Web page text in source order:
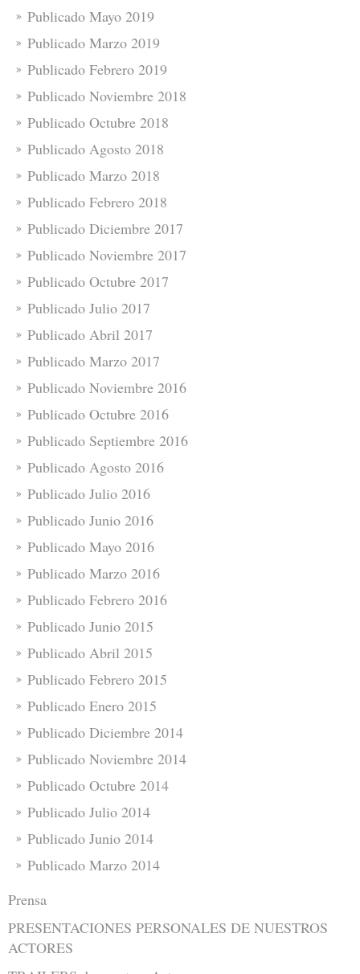
Publicado Mayo 2019
Publicado Marzo 2019
Publicado Febrero 2019
Publicado Noviembre 2018
Publicado Octubre 2018
Publicado Agosto 2018
Publicado Marzo 2018
Publicado Febrero 2018
Publicado Diciembre 2017
Publicado Noviembre 2017
Publicado Octubre 2017
Publicado Julio 2017
Publicado Abril 2017
Publicado Marzo 2017
Publicado Noviembre 2016
Publicado Octubre 2016
Publicado Septiembre 2016
Publicado Agosto 2016
Publicado Julio 2016
Publicado Junio 2016
Publicado Mayo 2016
Publicado Marzo 2016
Publicado Febrero 2016
Publicado Junio 2015
Publicado Abril 2015
Publicado Febrero 2015
Publicado Enero 2015
Publicado Diciembre 2014
Publicado Noviembre 2014
Publicado Octubre 2014
Publicado Julio 2014
Publicado Junio 2014
Publicado Marzo 2014
Prensa
PRESENTACIONES PERSONALES DE NUESTROS
ACTORES